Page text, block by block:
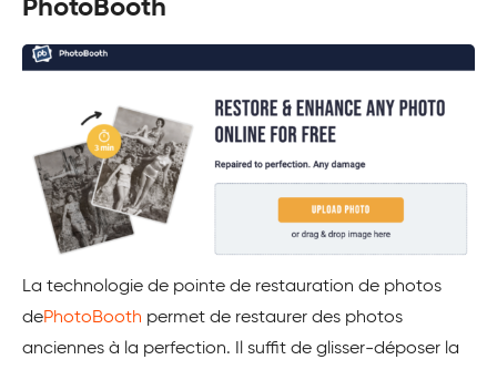
PhotoBooth
La technologie de pointe de restauration de photos
dePhotoBooth permet de restaurer des photos
anciennes à la perfection. Il suffit de glisser-déposer la